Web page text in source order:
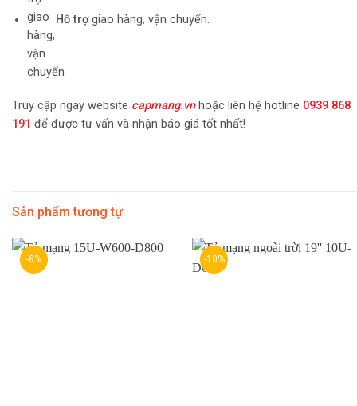
Hỗ trợgiao hàng, vận chuyển.
Truy cập ngay website capmang.vnhoặc liên hệ hotline 0939 868
191 để được tư vấn và nhận báo giá tốt nhất!
Sản phẩm tương tự
-8% -10%